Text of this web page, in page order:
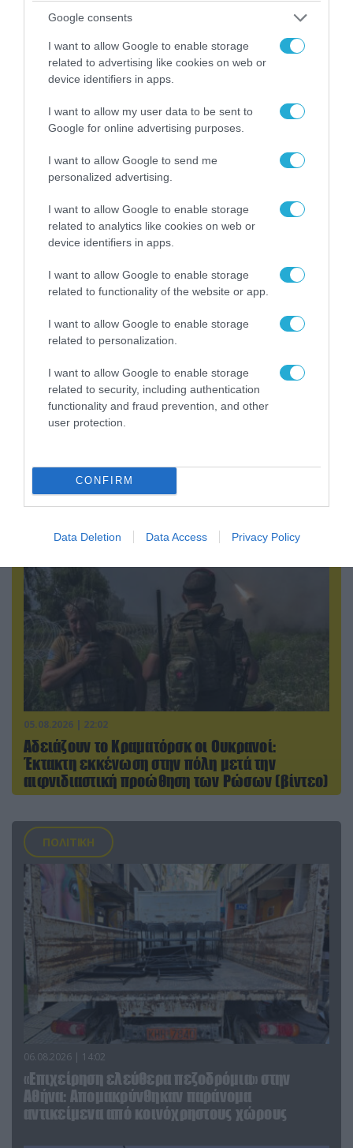
Google consents
I want to allow Google to enable storage
related to advertising like cookies on web or
device identifiers in apps.
I want to allow my user data to be sent to
Google for online advertising purposes.
I want to allow Google to send me
personalized advertising.
I want to allow Google to enable storage
related to analytics like cookies on web or
device identifiers in apps.
I want to allow Google to enable storage
related to functionality of the website or app.
I want to allow Google to enable storage
related to personalization.
I want to allow Google to enable storage
related to security, including authentication
functionality and fraud prevention, and other
user protection.
CONFIRM
Data Deletion Data Access Privacy Policy
ΗΠΑ: Το τελευταίο μήνυμα της μητέρας στον
πρώην σύζυγό της πριν από τη δολοφονία των
05.08.2026 | 15:02
κατέστρεψε ολοσχερώς ένα από τα
μεγαλύτερα κέντρα διανομής στο Κίεβο
(βίντεο)
05.08.2026 | 22:02
Αδειάζουν το Κραματόρσκ οι Ουκρανοί:
Έκτακτη εκκένωση στην πόλη μετά την
αιφνιδιαστική προώθηση των Ρώσων (βίντεο)
ΠΟΛΙΤΙΚΗ
06.08.2026 | 14:02
«Επιχείρηση ελεύθερα πεζοδρόμια» στην
Αθήνα: Απομακρύνθηκαν παράνομα
αντικείμενα από κοινόχρηστους χώρους